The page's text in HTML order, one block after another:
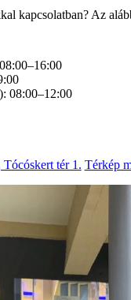
kapcsolatban? Az
08:00–12:00
tér 1. Térkép